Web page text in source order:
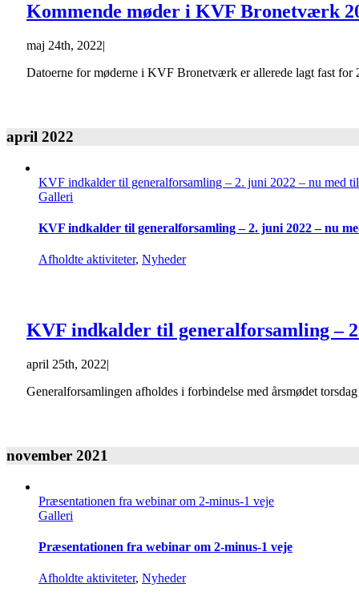
Kommende møder i KVF Bronetværk
maj 24th, 2022|
Datoerne for møderne i KVF Bronetværk er allerede lagt fast
april 2022
KVF indkalder til generalforsamling – 2. juni 2022 – nu med
Galleri
KVF indkalder til generalforsamling – 2. juni 2022 – nu
Afholdte aktiviteter, Nyheder
KVF indkalder til generalforsamling –
april 25th, 2022|
Generalforsamlingen afholdes i forbindelse med årsmødet
november 2021
Præsentationen fra webinar om 2-minus-1 veje
Galleri
Præsentationen fra webinar om 2-minus-1 veje
Afholdte aktiviteter, Nyheder